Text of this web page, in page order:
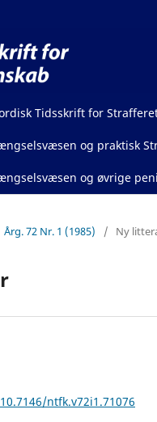
Tidsskrift for
og praktisk
og øvrige
Årg. 72 Nr. 1 (1985) / Ny
ntfk.v72i1.71076